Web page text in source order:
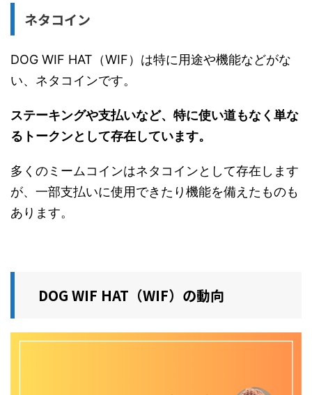
ネタコイン
DOG WIF HAT（WIF）は特に用途や機能などがな
い、ネタコインです。
ステーキングや支払いなど、特に使い道もなく単な
るトークンとして存在しています。
多くのミームコインはネタコインとして存在します
が、一部支払いに使用できたり機能を備えたものも
あります。
DOG WIF HAT（WIF）の動向